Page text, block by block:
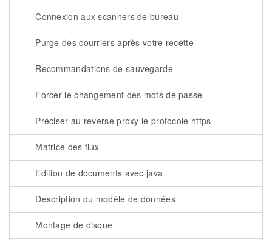
Connexion aux scanners de bureau
Purge des courriers après votre recette
Recommandations de sauvegarde
Forcer le changement des mots de passe
Préciser au reverse proxy le protocole https
Matrice des flux
Edition de documents avec java
Description du modèle de données
Montage de disque